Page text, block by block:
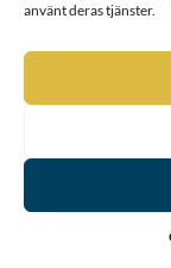
använt deras tjänster.